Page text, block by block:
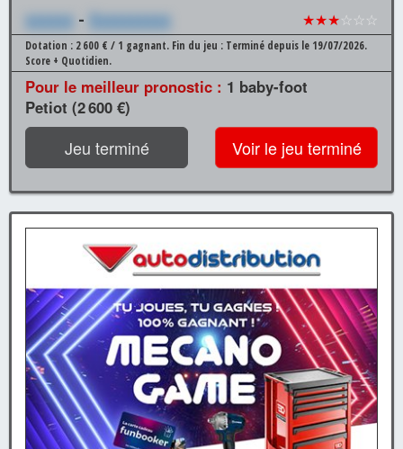
xxxxxx - Xxxxxxxxxx ★★★☆☆☆
Dotation : 2 600 € / 1 gagnant. Fin du jeu : Terminé depuis le 19/07/2026.
Score + Quotidien.
Pour le meilleur pronostic : 1 baby-foot
Petiot (2 600 €)
Jeu terminé Voir le jeu terminé